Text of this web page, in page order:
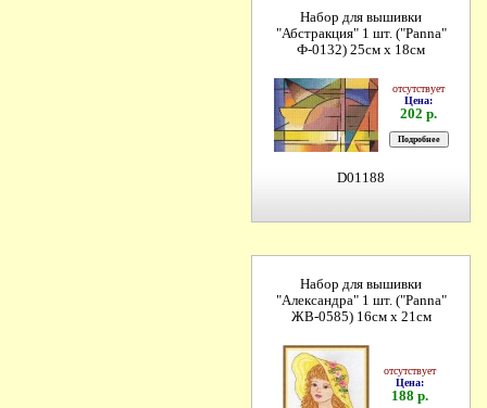
Набор для вышивки
"Абстракция" 1 шт. ("Panna"
Ф-0132) 25см х 18см
отсутствует
Цена:
202 р.
D01188
Набор для вышивки
"Александра" 1 шт. ("Panna"
ЖВ-0585) 16см х 21см
отсутствует
Цена:
188 р.